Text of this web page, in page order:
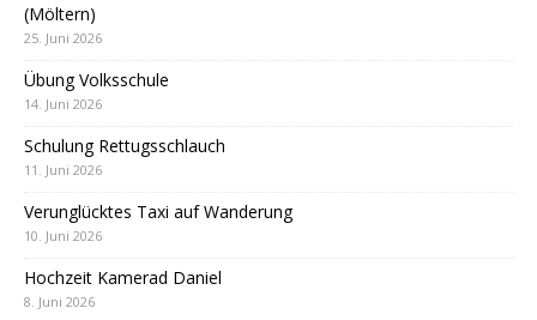
(Möltern)
25. Juni 2026
Übung Volksschule
14. Juni 2026
Schulung Rettugsschlauch
11. Juni 2026
Verunglücktes Taxi auf Wanderung
10. Juni 2026
Hochzeit Kamerad Daniel
8. Juni 2026